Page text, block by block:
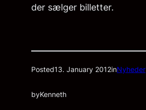
der sælger billetter.
Posted13. January 2012inNyheder
byKenneth